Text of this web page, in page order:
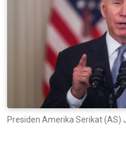
Presiden Amerika Serikat (AS)